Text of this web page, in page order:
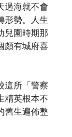
過海就不會
形勢。人生
兒園時期那
頗有城府喜
這所「警察
精英根本不
舊生遍佈整